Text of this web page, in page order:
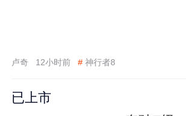
卢奇 12小时前 # 神行者8
已上市